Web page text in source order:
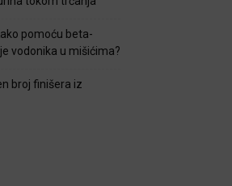
pomoću beta-
vodonika u mišićima?
broj finišera iz